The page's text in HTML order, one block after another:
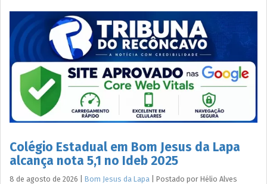
Colégio Estadual em Bom Jesus da Lapa
alcança nota 5,1 no Ideb 2025
8 de agosto de 2026 Bom Jesus da Lapa Postado por Hélio Alves